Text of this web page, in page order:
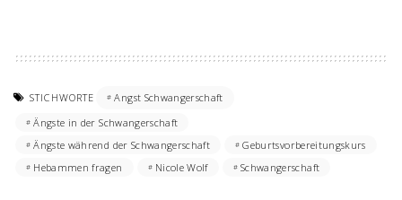
STICHWORTE
Angst Schwangerschaft
Ängste in der Schwangerschaft
Ängste während der Schwangerschaft
Geburtsvorbereitungskurs
Hebammen fragen
Nicole Wolf Schwangerschaft